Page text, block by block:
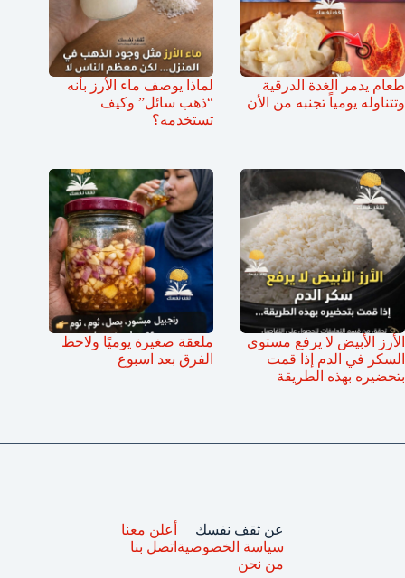
طعام يدمر الغدة الدرقية
وتتناوله يومياً تجنبه من الأن
لماذا يوصف ماء الأرز بأنه
“ذهب سائل” وكيف
تستخدمه؟
الأرز الأبيض لا يرفع مستوى
السكر في الدم إذا قمت
بتحضيره بهذه الطريقة
ملعقة صغيرة يوميًا ولاحظ
الفرق بعد اسبوع
عن ثقف نفسك
سياسة الخصوصية
من نحن
أعلن معنا
اتصل بنا